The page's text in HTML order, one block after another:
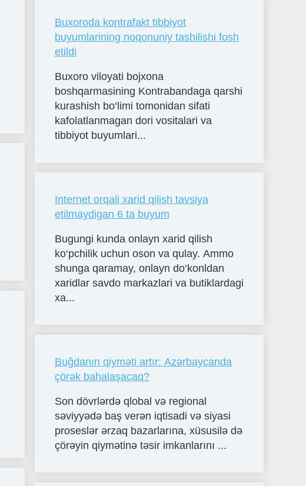
Buxoroda kontrafakt tibbiyot
buyumlarining noqonuniy tashilishi fosh
etildi
Buxoro viloyati bojxona
boshqarmasining Kontrabandaga qarshi
kurashish bo‘limi tomonidan sifati
kafolatlanmagan dori vositalari va
tibbiyot buyumlari...
Internet orqali xarid qilish tavsiya
etilmaydigan 6 ta buyum
Bugungi kunda onlayn xarid qilish
ko‘pchilik uchun oson va qulay. Ammo
shunga qaramay, onlayn do‘konldan
xaridlar savdo markazlari va butiklardagi
xa...
Buğdanın qiyməti artır: Azərbaycanda
çörək bahalaşacaq?
Son dövrlərdə qlobal və regional
səviyyədə baş verən iqtisadi və siyasi
proseslər ərzaq bazarlarına, xüsusilə də
çörəyin qiymətinə təsir imkanlarını ...